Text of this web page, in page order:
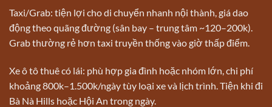
Taxi/Grab: tiện lợi cho di chuyển nhanh nội thành, giá dao
động theo quãng đường (sân bay – trung tâm ~120–200k).
Grab thường rẻ hơn taxi truyền thống vào giờ thấp điểm.
Xe ô tô thuê có lái: phù hợp gia đình hoặc nhóm lớn, chi phí
khoảng 800k–1.500k/ngày tùy loại xe và lịch trình. Tiện khi đi
Bà Nà Hills hoặc Hội An trong ngày.